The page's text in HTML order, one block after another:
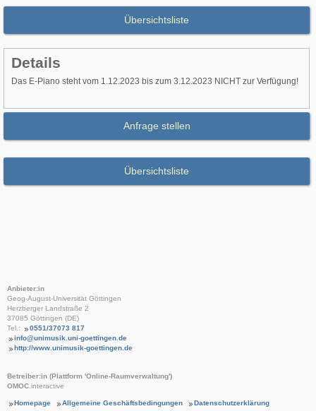
Übersichtsliste
Details
Das E-Piano steht vom 1.12.2023 bis zum 3.12.2023 NICHT zur Verfügung!
Anfrage stellen
Übersichtsliste
Anbieter:in
Geog-August-Universität Göttingen
Herzberger Landstraße 2
37085 Göttingen (DE)
Tel.:
0551/37073 817
info@unimusik.uni-goettingen.de
http://www.unimusik-goettingen.de
Betreiber:in (Plattform 'Online-Raumverwaltung')
OMOC.interactive
Homepage Allgemeine Geschäftsbedingungen Datenschutzerklärung